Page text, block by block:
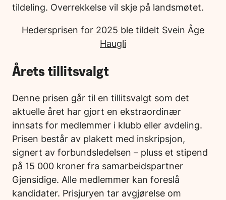
tildeling. Overrekkelse vil skje på landsmøtet.
Hedersprisen for 2025 ble tildelt Svein Åge
Haugli
Årets tillitsvalgt
Denne prisen går til en tillitsvalgt som det
aktuelle året har gjort en ekstraordinær
innsats for medlemmer i klubb eller avdeling.
Prisen består av plakett med inskripsjon,
signert av forbundsledelsen – pluss et stipend
på 15 000 kroner fra samarbeidspartner
Gjensidige. Alle medlemmer kan foreslå
kandidater. Prisjuryen tar avgjørelse om